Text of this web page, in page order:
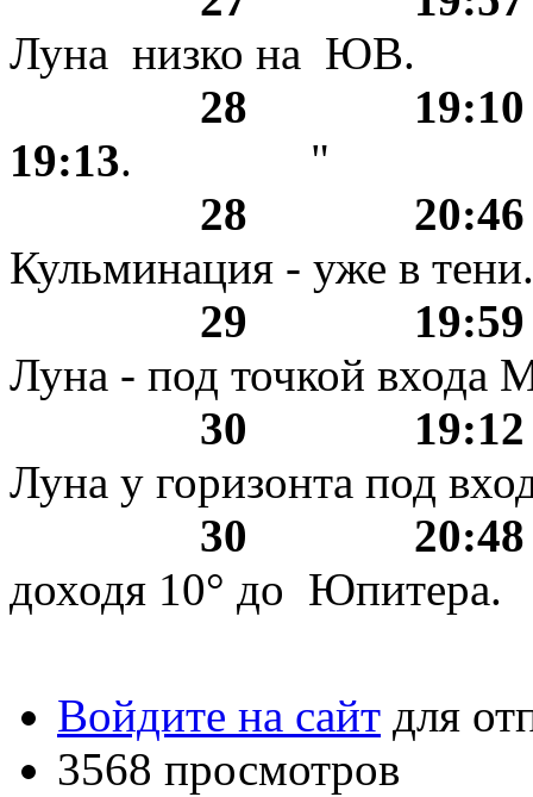
Луна низко на ЮВ.
28
19:13. "
28
Кульминация - уже в тени.
29
Луна - под точкой входа
30
Луна у горизонта под
30
доходя 10° до Юпитера.
Войдите на сайт для
3568 просмотров